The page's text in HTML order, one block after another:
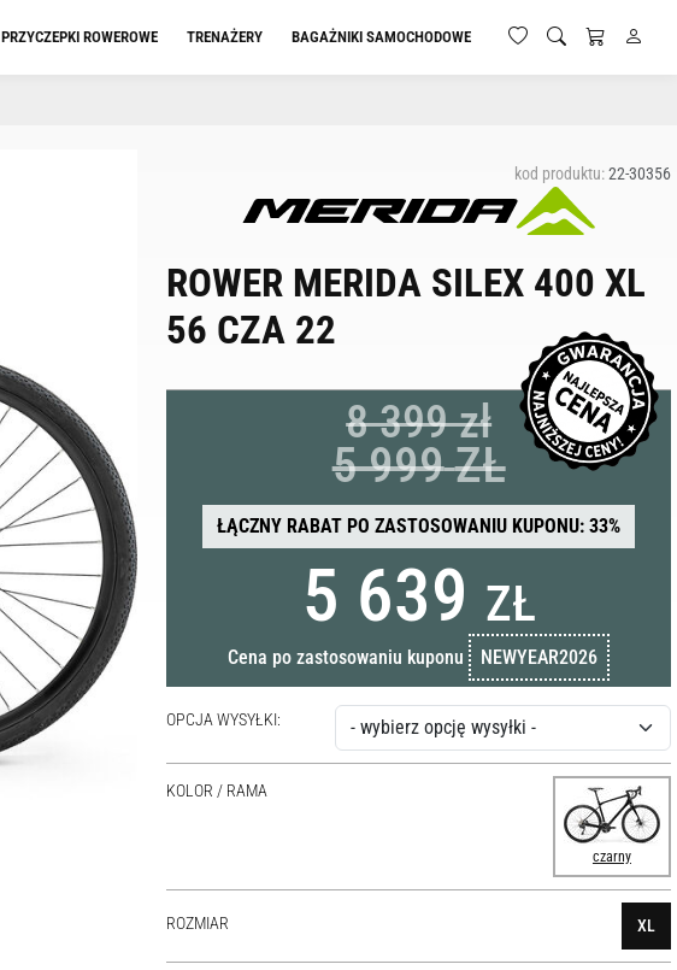
PRZYCZEPKI ROWEROWE TRENAŻERY BAGAŻNIKI SAMOCHODOWE
kod produktu:22-30356
ROWER MERIDA SILEX 400 XL
56 CZA 22
8 399 zł
5 999ZŁ
ŁĄCZNY RABAT PO ZASTOSOWANIU KUPONU: 33%
5 639 ZŁ
Cena po zastosowaniu kuponu NEWYEAR2026
OPCJA WYSYŁKI:
KOLOR / RAMA
czarny
ROZMIAR XL